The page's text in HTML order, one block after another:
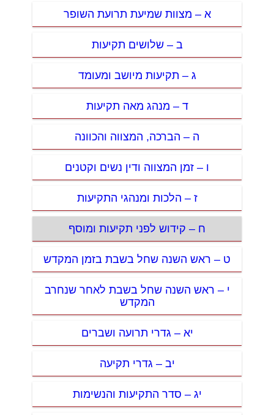
א – מצוות שמיעת תרועת השופר
ב – שלושים תקיעות
ג – תקיעות מיושב ומעומד
ד – מנהג מאה תקיעות
ה – הברכה, המצווה והכוונה
ו – זמן המצווה ודין נשים וקטנים
ז – הלכות ומנהגי התקיעות
ח – קידוש לפני תקיעות ומוסף
ט – ראש השנה שחל בשבת בזמן המקדש
י – ראש השנה שחל בשבת לאחר שנחרב
המקדש
יא – גדרי תרועה ושברים
יב – גדרי תקיעה
יג – סדר התקיעות והנשימות